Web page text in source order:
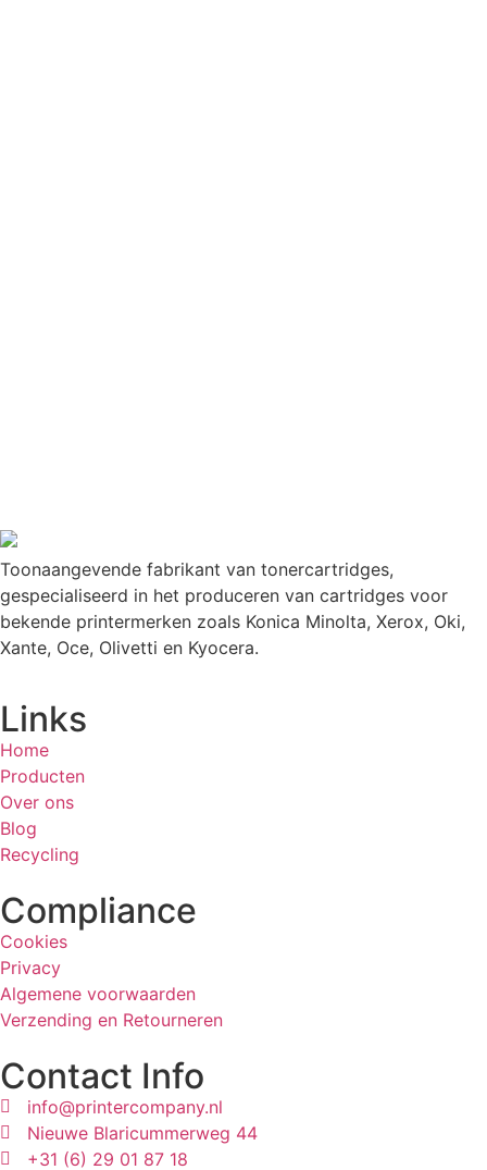
Toonaangevende fabrikant van tonercartridges,
gespecialiseerd in het produceren van cartridges voor
bekende printermerken zoals Konica Minolta, Xerox, Oki,
Xante, Oce, Olivetti en Kyocera.
Links
Home
Producten
Over ons
Blog
Recycling
Compliance
Cookies
Privacy
Algemene voorwaarden
Verzending en Retourneren
Contact Info
info@printercompany.nl
Nieuwe Blaricummerweg 44
+31 (6) 29 01 87 18